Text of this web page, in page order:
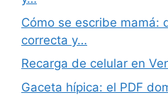
Cómo se escribe mamá:
correcta y…
Recarga de celular en
Gaceta hípica: el PDF